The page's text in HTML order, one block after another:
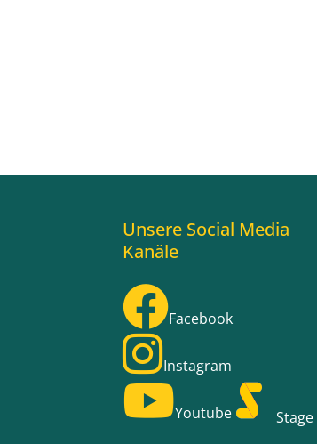
Unsere Social Media
Kanäle
Facebook
Instagram
Youtube Stage